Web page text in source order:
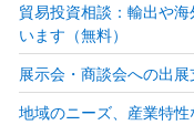
貿易投資相談：輸出や
います（無料）
展示会・商談会への出展
地域のニーズ、産業特